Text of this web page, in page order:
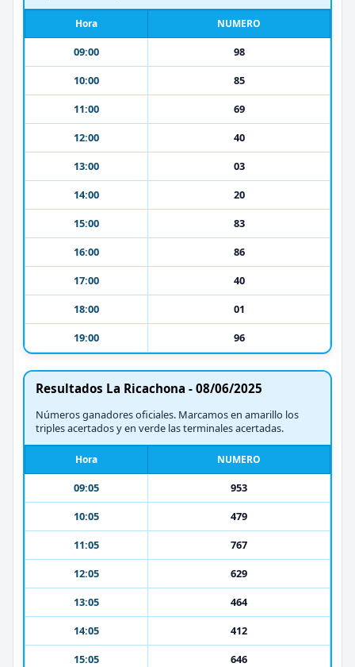
Hora NUMERO
09:00
98
10:00
85
11:00
69
12:00
40
13:00
03
14:00
20
15:00
83
16:00
86
17:00
40
18:00
01
19:00
96
Resultados La Ricachona - 08/06/2025
Números ganadores oficiales. Marcamos en amarillo los
triples acertados y en verde las terminales acertadas.
Hora NUMERO
09:05
953
10:05
479
11:05
767
12:05
629
13:05
464
14:05
412
15:05
646